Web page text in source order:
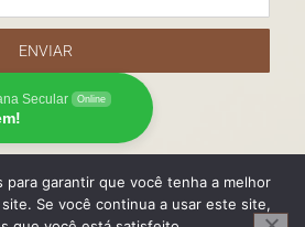
ENVIAR
Secular Online
Secular do Brasil
para garantir que você tenha a melhor
Se você continua a usar este site,